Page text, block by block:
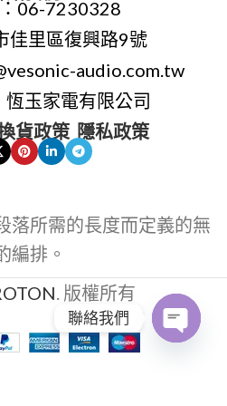
：06-7230328
佳里區復興路9號
audio.com.tw
恆玉家電有限公司
貨政策 隱私政策
落所需的長度而定義的無
編排。
. 版權所有
聯絡我們